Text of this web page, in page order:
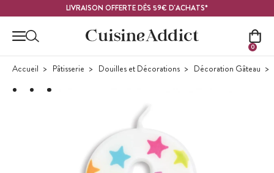
LIVRAISON OFFERTE DÈS 59€ D'ACHATS*
0
Accueil Pâtisserie Douilles et Décorations Décoration Gâteau